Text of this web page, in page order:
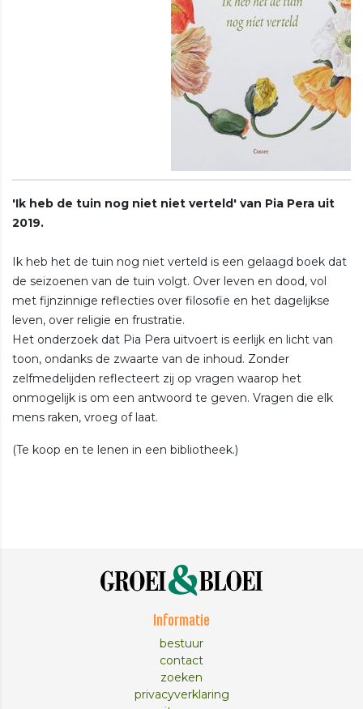
'Ik heb de tuin nog niet niet verteld' van Pia Pera uit
2019.
Ik heb het de tuin nog niet verteld is een gelaagd boek dat
de seizoenen van de tuin volgt. Over leven en dood, vol
met fijnzinnige reflecties over filosofie en het dagelijkse
leven, over religie en frustratie.
Het onderzoek dat Pia Pera uitvoert is eerlijk en licht van
toon, ondanks de zwaarte van de inhoud. Zonder
zelfmedelijden reflecteert zij op vragen waarop het
onmogelijk is om een antwoord te geven. Vragen die elk
mens raken, vroeg of laat.
(Te koop en te lenen in een bibliotheek.)
Informatie
bestuur
contact
zoeken
privacyverklaring